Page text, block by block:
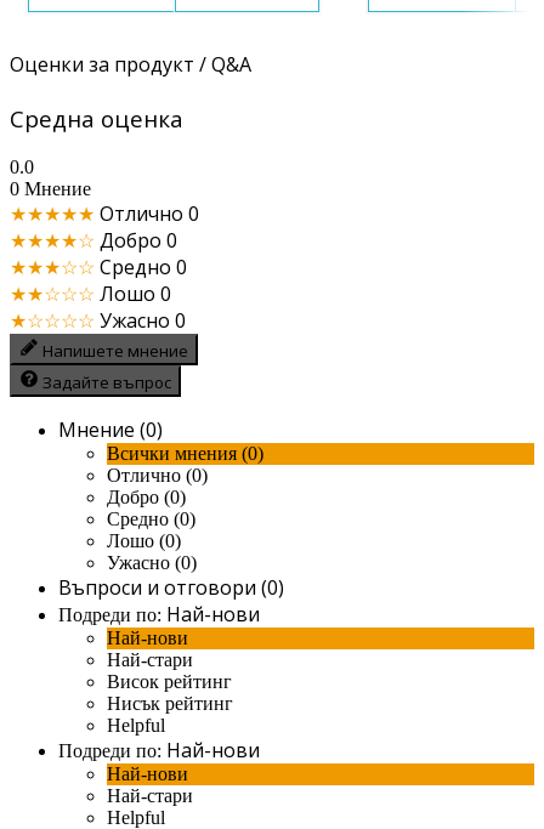
Оценки за продукт / Q&A
Средна оценка
0.0
0 Мнение
★★★★★ Отлично 0
★★★★☆ Добро 0
★★★☆☆ Средно 0
★★☆☆☆ Лошо 0
★☆☆☆☆ Ужасно 0
Напишете мнение
Задайте въпрос
Мнение (0)
Всички мнения (0)
Отлично (0)
Добро (0)
Средно (0)
Лошо (0)
Ужасно (0)
Въпроси и отговори (0)
Подреди по: Най-нови
Най-нови
Най-стари
Висок рейтинг
Нисък рейтинг
Helpful
Подреди по: Най-нови
Най-нови
Най-стари
Helpful